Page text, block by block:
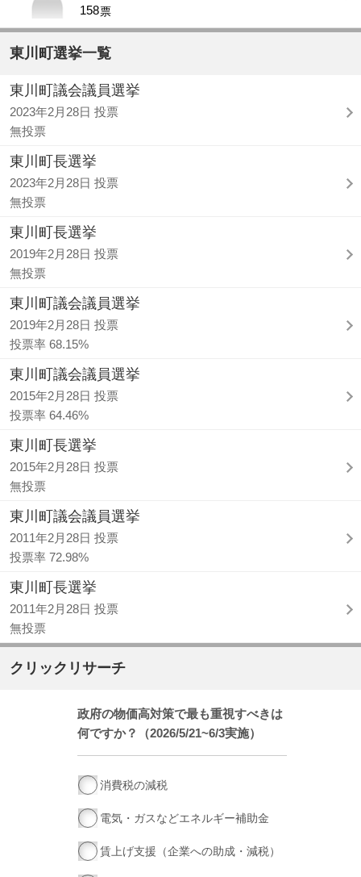
158票
東川町選挙一覧
東川町議会議員選挙
2023年2月28日 投票
無投票
東川町長選挙
2023年2月28日 投票
無投票
東川町長選挙
2019年2月28日 投票
無投票
東川町議会議員選挙
2019年2月28日 投票
投票率 68.15%
東川町議会議員選挙
2015年2月28日 投票
投票率 64.46%
東川町長選挙
2015年2月28日 投票
無投票
東川町議会議員選挙
2011年2月28日 投票
投票率 72.98%
東川町長選挙
2011年2月28日 投票
無投票
クリックリサーチ
政府の物価高対策で最も重視すべきは
何ですか？（2026/5/21~6/3実施）
消費税の減税
電気・ガスなどエネルギー補助金
賃上げ支援（企業への助成・減税）